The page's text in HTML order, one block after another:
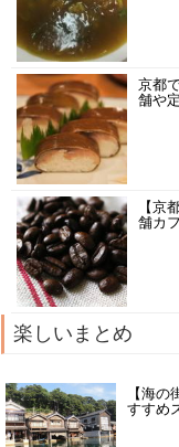
京都
舗や
【京
舗カ
楽しいまとめ
【海
すすめ